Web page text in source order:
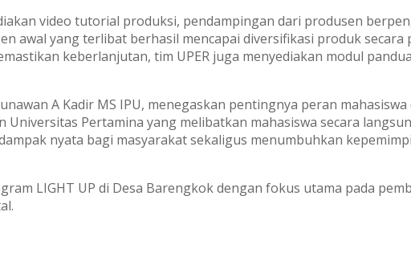
video tutorial produksi, pendampingan dari produsen
awal yang terlibat berhasil mencapai diversifikasi produk
keberlanjutan, tim UPER juga menyediakan modul
A Kadir MS IPU, menegaskan pentingnya peran mahasiswa
Pertamina yang melibatkan mahasiswa secara
nyata bagi masyarakat sekaligus menumbuhkan
LIGHT UP di Desa Barengkok dengan fokus utama pada